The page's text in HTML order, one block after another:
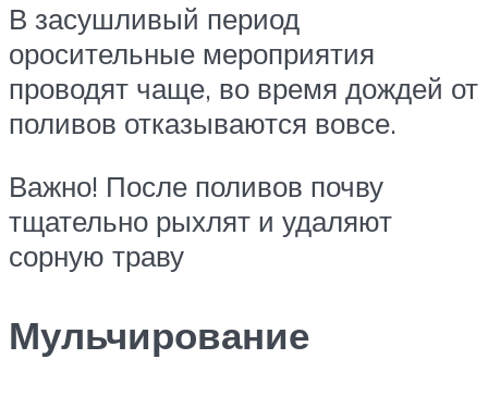
В засушливый период
оросительные мероприятия
проводят чаще, во время дождей от
поливов отказываются вовсе.
Важно! После поливов почву
тщательно рыхлят и удаляют
сорную траву
Мульчирование